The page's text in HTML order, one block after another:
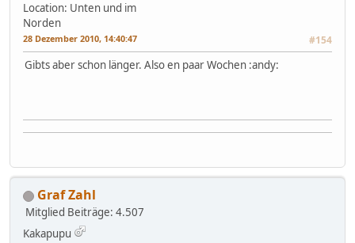
Location: Unten und im
Norden
28 Dezember 2010, 14:40:47 #154
Gibts aber schon länger. Also en paar Wochen :andy:
Graf Zahl
Mitglied Beiträge: 4.507
Kakapupu